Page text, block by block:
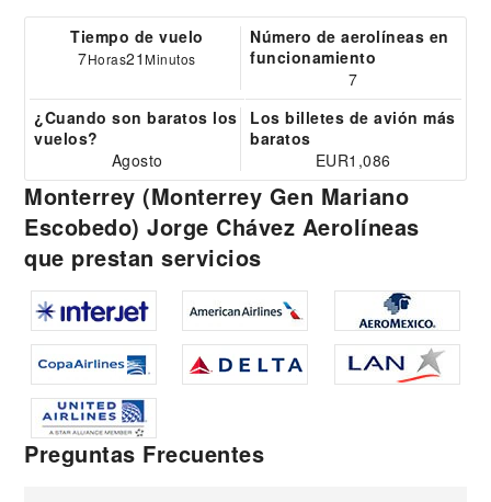
Tiempo de vuelo
7Horas21Minutos
Número de aerolíneas en
funcionamiento
7
¿Cuando son baratos los
vuelos?
Agosto
Los billetes de avión más
baratos
EUR1,086
Monterrey (Monterrey Gen Mariano
Escobedo) Jorge Chávez Aerolíneas
que prestan servicios
Preguntas Frecuentes